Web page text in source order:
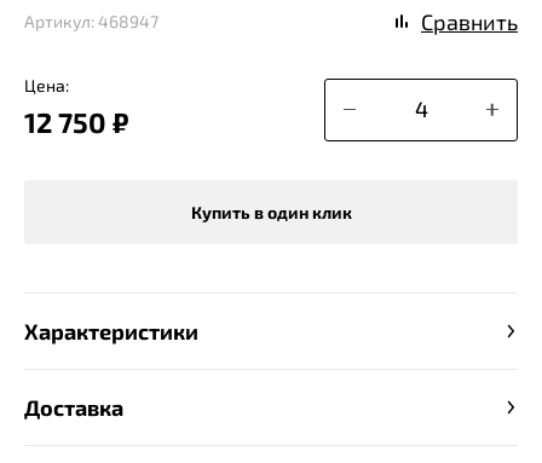
Цена:
12 750 ₽
Купить в один клик
Артикул: 468947 Сравнить
Характеристики
Доставка